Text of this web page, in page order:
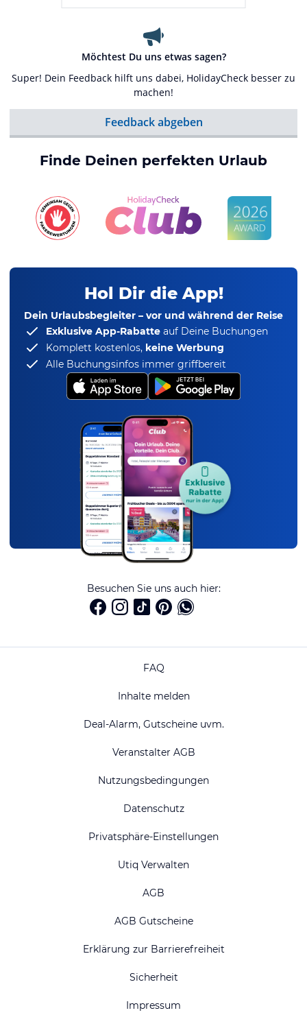
Möchtest Du uns etwas sagen?
Super! Dein Feedback hilft uns dabei, HolidayCheck besser zu
machen!
Feedback abgeben
Finde Deinen perfekten Urlaub
Hol Dir die App!
Dein Urlaubsbegleiter – vor und während der Reise
Exklusive App-Rabatte auf Deine Buchungen
Komplett kostenlos, keine Werbung
Alle Buchungsinfos immer griffbereit
Besuchen Sie uns auch hier:
FAQ
Inhalte melden
Deal-Alarm, Gutscheine uvm.
Veranstalter AGB
Nutzungsbedingungen
Datenschutz
Privatsphäre-Einstellungen
Utiq Verwalten
AGB
AGB Gutscheine
Erklärung zur Barrierefreiheit
Sicherheit
Impressum